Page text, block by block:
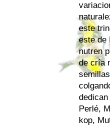
este
este de
nutren
de cría
Perlé,
kop,